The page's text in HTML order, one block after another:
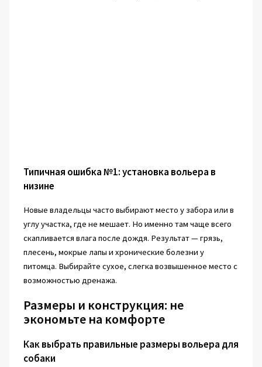
Типичная ошибка №1: установка вольера в
низине
Новые владельцы часто выбирают место у забора или в
углу участка, где не мешает. Но именно там чаще всего
скапливается влага после дождя. Результат — грязь,
плесень, мокрые лапы и хронические болезни у
питомца. Выбирайте сухое, слегка возвышенное место с
возможностью дренажа.
Размеры и конструкция: не
экономьте на комфорте
Как выбрать правильные размеры вольера для
собаки